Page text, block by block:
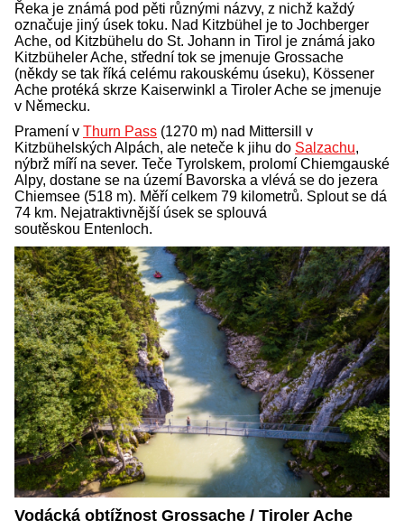
Řeka je známá pod pěti různými názvy, z nichž každý
označuje jiný úsek toku. Nad Kitzbühel je to Jochberger
Ache, od Kitzbühelu do St. Johann in Tirol je známá jako
Kitzbüheler Ache, střední tok se jmenuje Grossache
(někdy se tak říká celému rakouskému úseku), Kössener
Ache protéká skrze Kaiserwinkl a Tiroler Ache se jmenuje
v Německu.
Pramení v Thurn Pass (1270 m) nad Mittersill v
Kitzbühelských Alpách, ale neteče k jihu do Salzachu,
nýbrž míří na sever. Teče Tyrolskem, prolomí Chiemgauské
Alpy, dostane se na území Bavorska a vlévá se do jezera
Chiemsee (518 m). Měří celkem 79 kilometrů. Splout se dá
74 km. Nejatraktivnější úsek se splouvá
soutěskou Entenloch.
Vodácká obtížnost Grossache / Tiroler Ache